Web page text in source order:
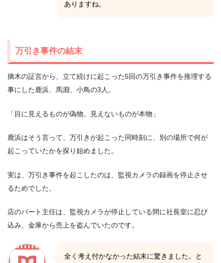
ありますね。
万引き事件の結末
摘木の証言から、立て続けに起こった5回の万引き事件を推理する
事にした鹿浜、馬淵、小鳥の3人。
「目に見えるものが偽物。見えないものが本物」
鹿浜はそう言って、万引きが起こった同時刻に、別の場所で何が
起こっていたかを探り始めました。
実は、万引き事件を起こしたのは、監視カメラの録画を停止させ
るためでした。
店のパート主任は、監視カメラが停止している間に社長室に忍び
込み、金庫から売上を盗んでいたのです。
全く考え付かなかった結末に驚きました。と